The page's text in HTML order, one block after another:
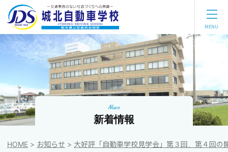
熊
本
で
運
転
免
許
を
取
る
な
ら、
城
自
動
MENU
新着情報
HOME お知らせ 大好評「自動車学校見学会」第３回、第４回の